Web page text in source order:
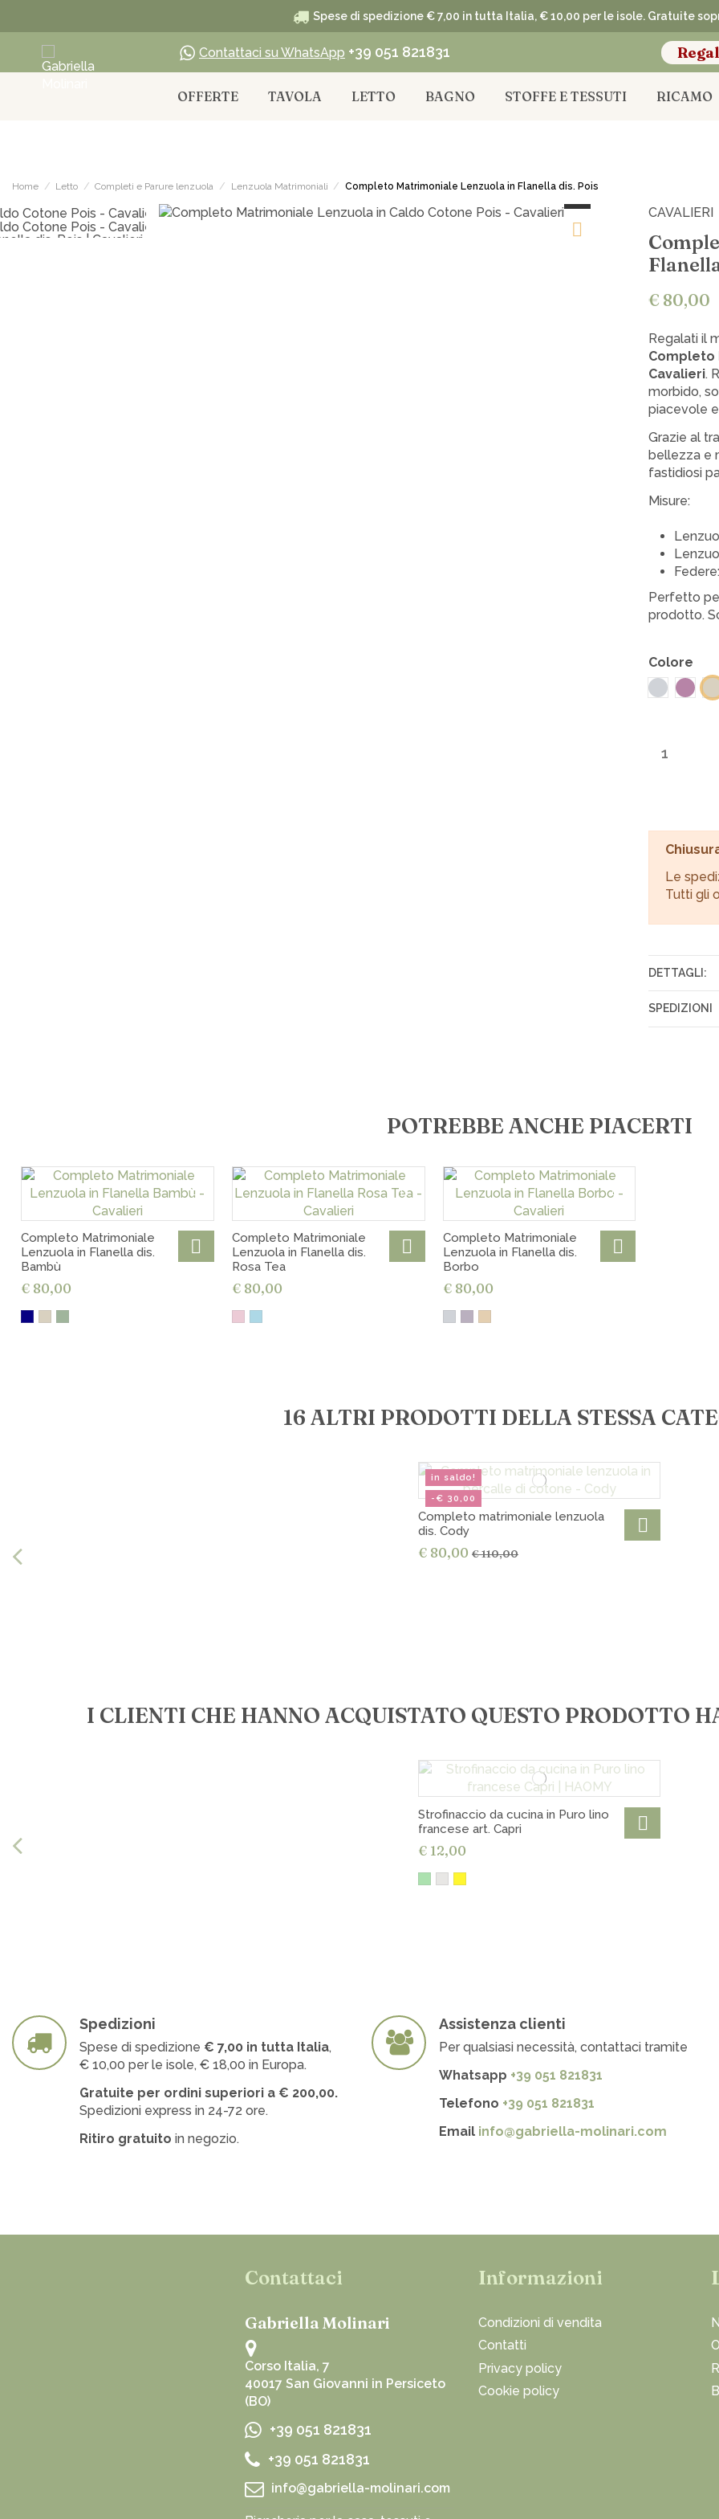
Spese di spedizione € 7,00 in tutta Italia, € 10,00 per le isole. Gratuite
Contattaci su WhatsApp +39 051 821831
OFFERTE TAVOLA LETTO BAGNO STOFFE E TESSUTI RICAMO
Home Letto Completi e Parure lenzuola Lenzuola Matrimoniali Completo Matrimoniale Lenzuola in Flanella dis. Pois
CAVALIERI
€ 80,00
Regalati il
Completo
Cavalieri.
morbido,
piacevole
Grazie al
bellezza e
fastidiosi
Misure:
Perfetto
prodotto.
Colore
Grigio
Le
Tutti gli
DETTAGLI:
Tessuto
SPEDIZIONI
€ 7,00 in
€ 10,00 per
POTREBBE ANCHE PIACERTI
Completo Matrimoniale
Lenzuola in Flanella dis.
Bambù
€ 80,00
Completo Matrimoniale
Lenzuola in Flanella dis.
Rosa Tea
€ 80,00
Completo Matrimoniale
Lenzuola in Flanella dis.
Borbo
€ 80,00
16 ALTRI PRODOTTI DELLA STESSA
in saldo!
-€ 30,00
Completo matrimoniale lenzuola
dis. Cody
€ 80,00 € 110,00
I CLIENTI CHE HANNO ACQUISTATO QUESTO PRODOTTO
Strofinaccio da cucina in Puro lino
francese art. Capri
€ 12,00
Spedizioni
Spese di spedizione € 7,00 in tutta Italia,
€ 10,00 per le isole, € 18,00 in Europa.
Gratuite per ordini superiori a € 200,00.
Spedizioni express in 24-72 ore.
Ritiro gratuito in negozio.
Assistenza clienti
Per qualsiasi necessità, contattaci tramite
Whatsapp +39 051 821831
Telefono +39 051 821831
Email info@gabriella-molinari.com
Contattaci
Gabriella Molinari
Corso Italia, 7
40017 San Giovanni in Persiceto
(BO)
+39 051 821831
+39 051 821831
info@gabriella-molinari.com
Informazioni
Condizioni di vendita
Contatti
Privacy policy
Cookie policy